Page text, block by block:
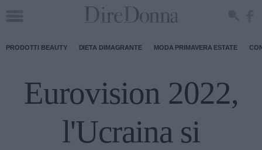
PRODOTTI BEAUTY DIETA DIMAGRANTE MODA PRIMAVERA ESTATE
Eurovision 2022,
l'Ucraina si